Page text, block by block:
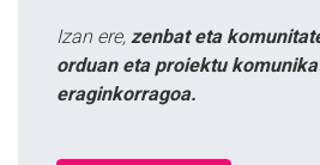
Izan ere, zenbat eta
orduan eta proiektu
eraginkorragoa.